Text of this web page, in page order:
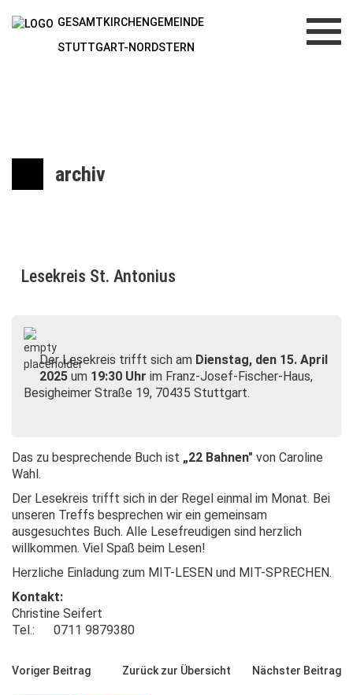
GESAMTKIRCHENGEMEINDE
STUTTGART-NORDSTERN
archiv
Lesekreis St. Antonius
Der Lesekreis trifft sich am Dienstag, den 15. April
2025 um 19:30 Uhr im Franz-Josef-Fischer-Haus,
Besigheimer Straße 19, 70435 Stuttgart.
Das zu besprechende Buch ist „22 Bahnen" von Caroline
Wahl.
Der Lesekreis trifft sich in der Regel einmal im Monat. Bei
unseren Treffs besprechen wir ein gemeinsam
ausgesuchtes Buch. Alle Lesefreudigen sind herzlich
willkommen. Viel Spaß beim Lesen!
Herzliche Einladung zum MIT-LESEN und MIT-SPRECHEN.
Kontakt:
Christine Seifert
Tel.: 0711 9879380
Voriger Beitrag Zurück zur Übersicht Nächster Beitrag